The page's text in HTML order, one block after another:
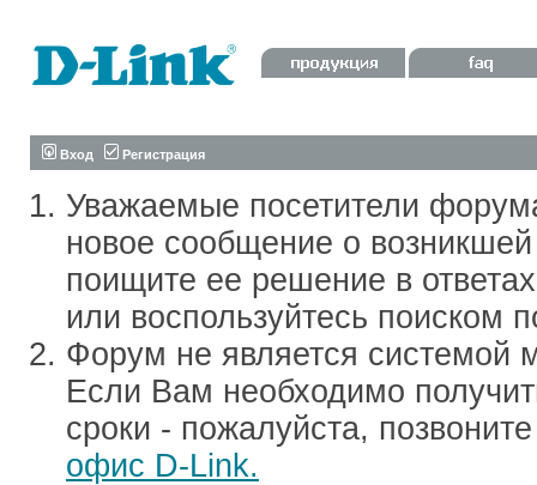
Вход Регистрация
Уважаемые посетители
новое сообщение о
поищите ее решение в
или воспользуйтесь поиском
Форум не является системой
Если Вам необходимо
сроки - пожалуйста,
офис D-Link.